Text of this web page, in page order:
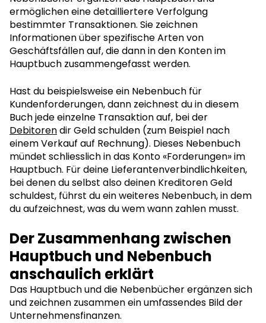
ermöglichen eine detailliertere Verfolgung
bestimmter Transaktionen. Sie zeichnen
Informationen über spezifische Arten von
Geschäftsfällen auf, die dann in den Konten im
Hauptbuch zusammengefasst werden.
Hast du beispielsweise ein Nebenbuch für
Kundenforderungen, dann zeichnest du in diesem
Buch jede einzelne Transaktion auf, bei der
Debitorendir Geld schulden (zum Beispiel nach
einem Verkauf auf Rechnung). Dieses Nebenbuch
mündet schliesslich in das Konto «Forderungen» im
Hauptbuch. Für deine Lieferantenverbindlichkeiten,
bei denen du selbst also deinen Kreditoren Geld
schuldest, führst du ein weiteres Nebenbuch, in dem
du aufzeichnest, was du wem wann zahlen musst.
Der Zusammenhang zwischen
Hauptbuch und Nebenbuch
anschaulich erklärt
Das Hauptbuch und die Nebenbücher ergänzen sich
und zeichnen zusammen ein umfassendes Bild der
Unternehmensfinanzen.